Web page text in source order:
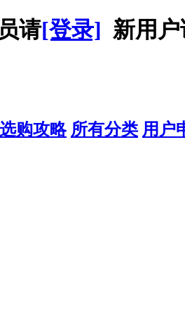
店 会员请[登录] 新用
选购攻略 所有分类 用户